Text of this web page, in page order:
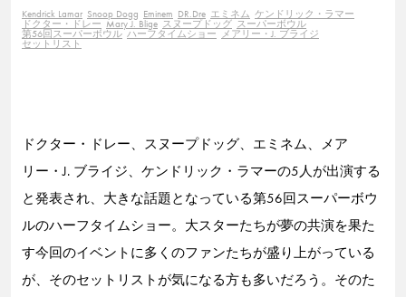
Kendrick Lamar Snoop Dogg Eminem DR.Dre エミネム ケンドリック・ラマー
ドクター・ドレー Mary J. Blige スヌープドッグ スーパーボウル
第56回スーパーボウル ハーフタイムショー メアリー・J. ブライジ
セットリスト
ドクター・ドレー、スヌープドッグ、エミネム、メア
リー・J. ブライジ、ケンドリック・ラマーの5人が出演する
と発表され、大きな話題となっている第56回スーパーボウ
ルのハーフタイムショー。大スターたちが夢の共演を果た
す今回のイベントに多くのファンたちが盛り上がっている
が、そのセットリストが気になる方も多いだろう。そのた